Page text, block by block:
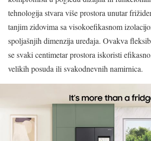
tehnologija stvara više prostora unutar
tanjim zidovima sa visokoefikasnom
spoljašnjih dimenzija uređaja. Ovakva
se svaki centimetar prostora iskoristi
velikih posuda ili svakodnevnih namirnica.